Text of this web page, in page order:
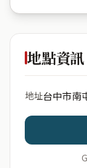
日期
地點資訊
地址台中市南